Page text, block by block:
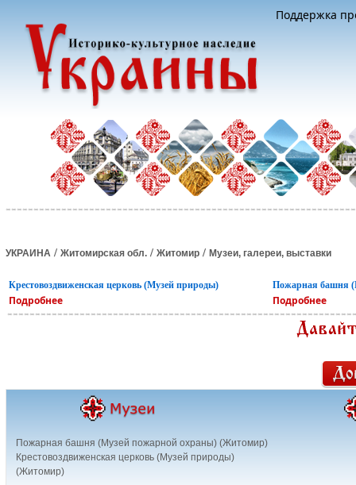
Поддержка
УКРАИНА / Житомирская обл. / Житомир / Музеи, галереи, выставки
Крестовоздвиженская церковь (Музей природы)
Подробнее
Пожарная башня
Подробнее
Пожарная башня (Музей пожарной охраны) (Житомир)
Крестовоздвиженская церковь (Музей природы)
(Житомир)